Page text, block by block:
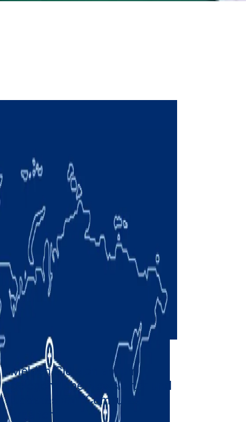
Melden Sie sich an, um
gelegentliche Newsletter und
Updates von Comau zu
erhalten